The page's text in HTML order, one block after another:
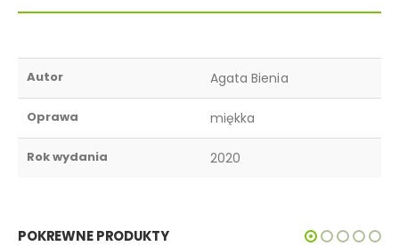
Autor Agata Bienia
Oprawa miękka
Rok wydania 2020
POKREWNE PRODUKTY